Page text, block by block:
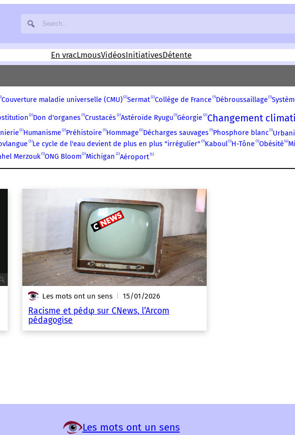
En vracLmousVidéosInitiativesDétente
Couverture maladie universelle (CMU) 2 Sermat 2 Collège de France 1 Débroussaillage 1
2 Don d'organes 1 Crustacés 2 Astéroïde Ryugu 1 Géorgie 2 Changement
2 Humanisme 2 Préhistoire 1 Hommage 3 Décharges sauvages 1 Phosphore blanc 1
3 Le cycle de l'eau devient de plus en plus "irrégulier" 1 Kaboul 1 H-Tône 1 Obésité 4
Merzouk 1 ONG Bloom 2 Michigan 2 Aéroport 5
Les mots ont un sens 15/01/2026
Racisme et pédφ sur CNews, l’Arcom
pédagogise
Les mots ont un sens